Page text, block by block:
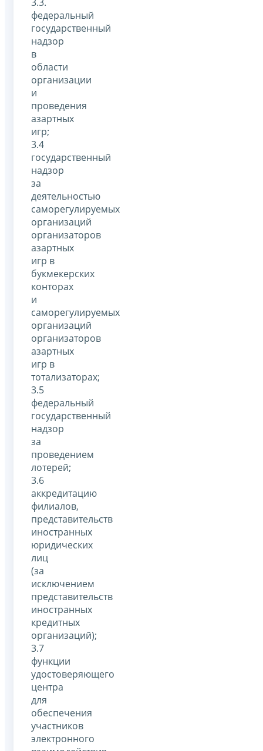
федеральный
государственный
надзор
в
области
организации
и
проведения
азартных
игр;
3.4
государственный
надзор
за
деятельностью
саморегулируемых
организаций
организаторов
азартных
игр в
букмекерских
конторах
и
саморегулируемых
организаций
организаторов
азартных
игр в
тотализаторах;
3.5
федеральный
государственный
надзор
за
проведением
лотерей;
3.6
аккредитацию
филиалов,
представительств
иностранных
юридических
лиц
(за
исключением
представительств
иностранных
кредитных
организаций);
3.7
функции
удостоверяющего
центра
для
обеспечения
участников
электронного